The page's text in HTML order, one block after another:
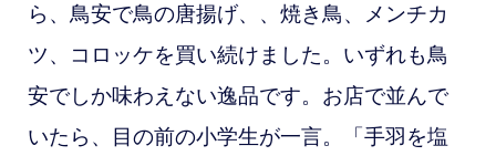
ら、鳥安で鳥の唐揚げ、、焼き鳥、メンチカ
ツ、コロッケを買い続けました。いずれも鳥
安でしか味わえない逸品です。お店で並んで
いたら、目の前の小学生が一言。「手羽を塩